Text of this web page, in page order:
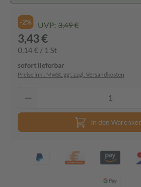
-2% UVP: 3,49 €
3,43 €
0,14 € / 1 St
sofort lieferbar
Preise inkl. MwSt. ggf. zzgl. Versandkosten
In den